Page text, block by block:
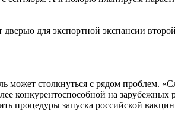
для экспортной экспансии
может столкнуться с рядом проблем.
конкурентоспособной на
процедуры запуска российской